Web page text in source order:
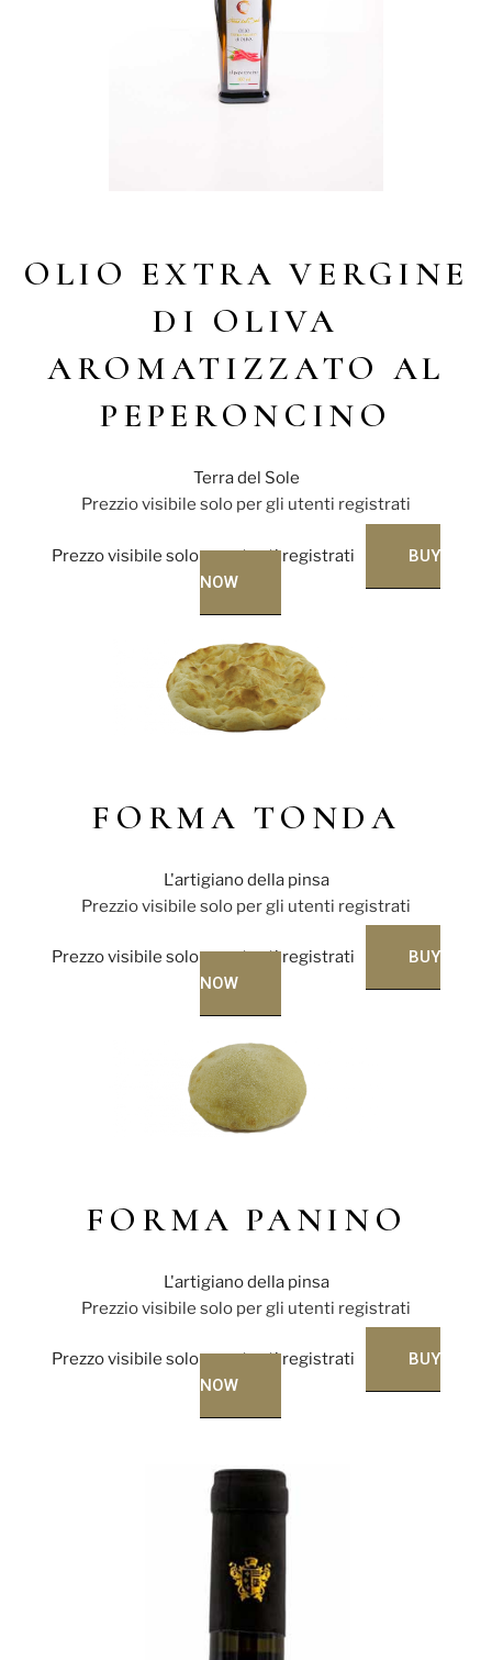
OLIO EXTRA VERGINE
DI OLIVA
AROMATIZZATO AL
PEPERONCINO
Terra del Sole
Prezzio visibile solo per gli utenti registrati
Prezzo visibile solo per utenti registrati
BUY
NOW
FORMA TONDA
L'artigiano della pinsa
Prezzio visibile solo per gli utenti registrati
Prezzo visibile solo per utenti registrati
BUY
NOW
FORMA PANINO
L'artigiano della pinsa
Prezzio visibile solo per gli utenti registrati
Prezzo visibile solo per utenti registrati
BUY
NOW